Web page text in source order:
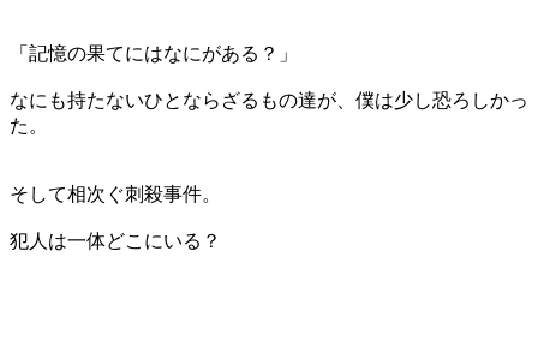
「記憶の果てにはなにがある？」
なにも持たないひとならざるもの達が、僕は少し恐ろしかっ
た。
そして相次ぐ刺殺事件。
犯人は一体どこにいる？